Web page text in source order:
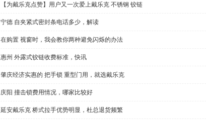
【为戴乐克点赞】用户又一次爱上戴乐克 不锈钢 铰链
宁德 自夹紧式密封条电话多少，解读
在购置 视窗时，我会教你两种避免闪烁的办法
惠州 外露式铰链收费标准，快讯
肇庆经济实惠的 把手锁 重型门用，就选戴乐克
庆阳 撞击锁费用情况，哪家比较好
延安戴乐克 桥式拉手优势明显，杜总退货频繁